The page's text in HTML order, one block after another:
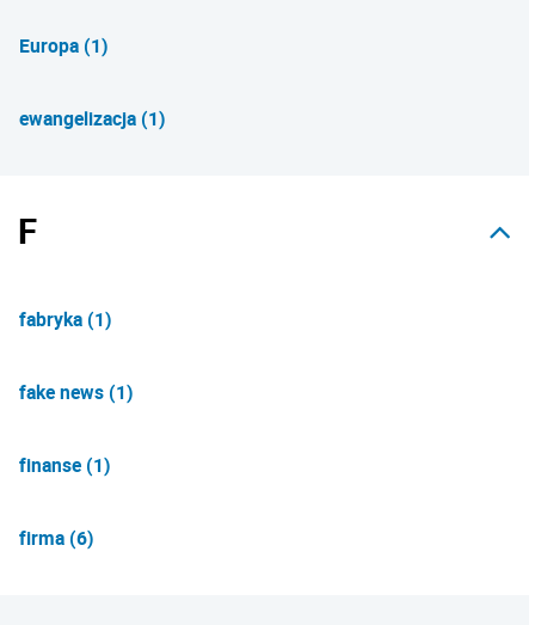
Europa (1)
ewangelizacja (1)
F
fabryka (1)
fake news (1)
finanse (1)
firma (6)